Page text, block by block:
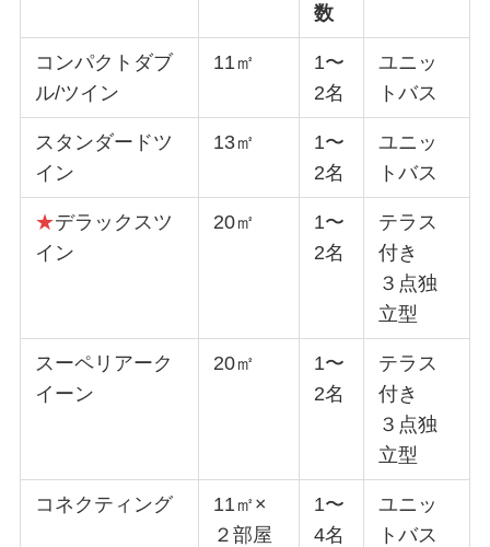
数
コンパクトダブ
ル/ツイン
11㎡
1〜
2名
ユニッ
トバス
スタンダードツ
イン
13㎡
1〜
2名
ユニッ
トバス
★デラックスツ
イン
20㎡
1〜
2名
テラス
付き
３点独
立型
スーペリアーク
イーン
20㎡
1〜
2名
テラス
付き
３点独
立型
コネクティング
11㎡×
２部屋
1〜
4名
ユニッ
トバス